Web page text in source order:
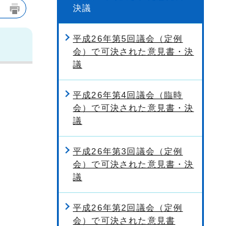
決議
平成26年第5回議会（定例
会）で可決された意見書・決
議
平成26年第4回議会（臨時
会）で可決された意見書・決
議
平成26年第3回議会（定例
会）で可決された意見書・決
議
平成26年第2回議会（定例
会）で可決された意見書